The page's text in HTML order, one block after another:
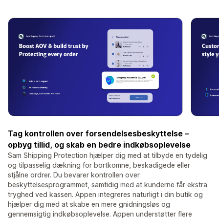
Tag kontrollen over forsendelsesbeskyttelse –
opbyg tillid, og skab en bedre indkøbsoplevelse
Sam Shipping Protection hjælper dig med at tilbyde en tydelig
og tilpasselig dækning for bortkomne, beskadigede eller
stjålne ordrer. Du bevarer kontrollen over
beskyttelsesprogrammet, samtidig med at kunderne får ekstra
tryghed ved kassen. Appen integreres naturligt i din butik og
hjælper dig med at skabe en mere gnidningsløs og
gennemsigtig indkøbsoplevelse. Appen understøtter flere